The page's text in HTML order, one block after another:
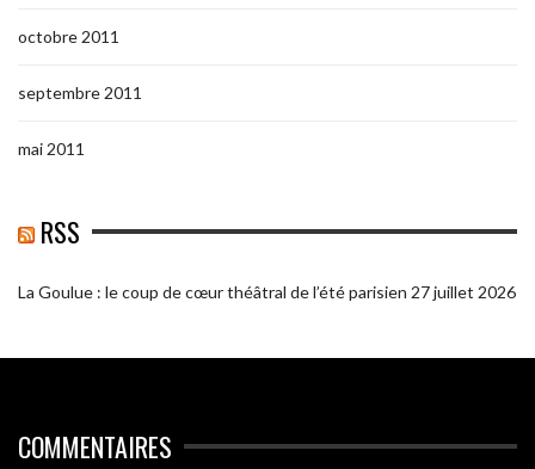
octobre 2011
septembre 2011
mai 2011
RSS
La Goulue : le coup de cœur théâtral de l’été parisien 27 juillet 2026
COMMENTAIRES